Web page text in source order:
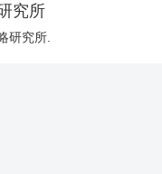
究所
研究所.